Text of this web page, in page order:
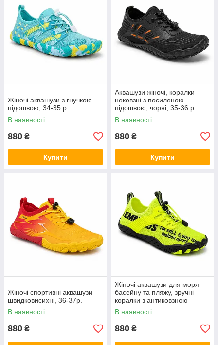
Жіночі аквашузи з гнучкою
підошвою, 34-35 р.
В наявності
880 ₴
Купити
Аквашузи жіночі, коралки
нековзні з посиленою
підошвою, чорні, 35-36 р.
В наявності
880 ₴
Купити
Жіночі спортивні аквашузи
швидковисихні, 36-37р.
В наявності
880 ₴
Жіночі аквашузи для моря,
басейну та пляжу, зручні
коралки з антиковзною
підошвою, 38-39р.
В наявності
880 ₴